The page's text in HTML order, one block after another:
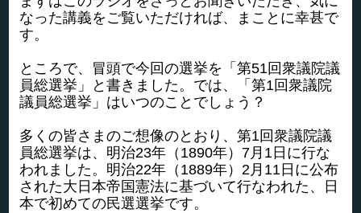
なった講義をご覧いただければ、まことに幸甚で
す。
ところで、冒頭で今回の選挙を「第51回衆議院議
員総選挙」と書きました。では、「第1回衆議院
議員総選挙」はいつのことでしょう？
多くの皆さまのご想像のとおり、第1回衆議院議
員総選挙は、明治23年（1890年）7月1日に行な
われました。明治22年（1889年）2月11日に公布
された大日本帝国憲法に基づいて行なわれた、日
本で初めての民選選挙です。